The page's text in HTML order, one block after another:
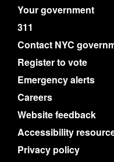
Your government
311
Contact NYC
Register to vote
Emergency alerts
Careers
Website feedback
Accessibility
Privacy policy